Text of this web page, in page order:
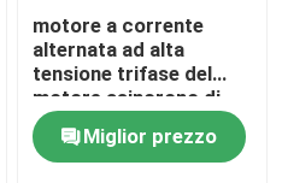
motore a corrente
alternata ad alta
tensione trifase del
motore asincrono di
CA della gabbia di
scoiattolo 6000kw 6kv
10kv
Miglior prezzo